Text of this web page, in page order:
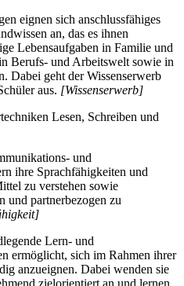
eignen sich anschlussfähiges
an, das es ihnen
Lebensaufgaben in Familie und
Berufs- und Arbeitswelt sowie in
Dabei geht der Wissenserwerb
aus. [Wissenserwerb]
Lesen, Schreiben und
und
ihre Sprachfähigkeiten und
zu verstehen sowie
und partnerbezogen zu
Lern- und
ermöglicht, sich im Rahmen ihrer
anzueignen. Dabei wenden sie
zielorientiert an und lernen,